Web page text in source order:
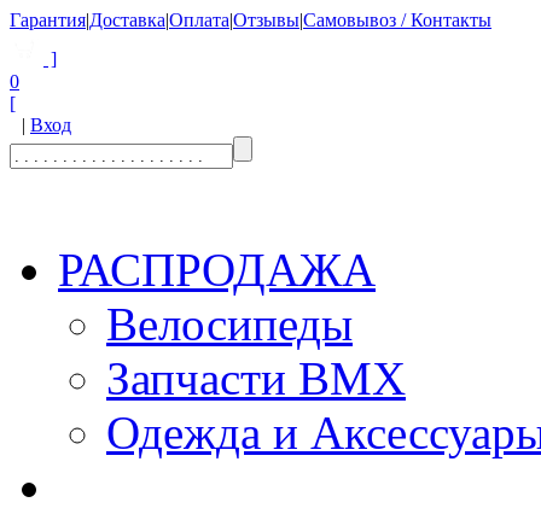
Гарантия|Доставка|Оплата|Отзывы|Самовывоз / Контакты
]
0
[
| Вход
РАСПРОДАЖА
Велосипеды
Запчасти BMX
Одежда и